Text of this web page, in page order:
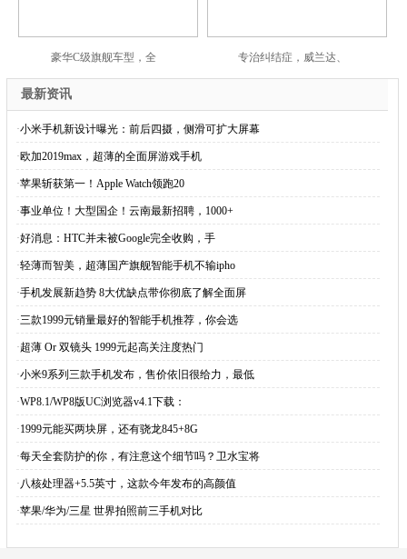
豪华C级旗舰车型，全 专治纠结症，威兰达、
最新资讯
·小米手机新设计曝光：前后四摄，侧滑可扩大屏幕
·欧加2019max，超薄的全面屏游戏手机
·苹果斩获第一！Apple Watch领跑20
·事业单位！大型国企！云南最新招聘，1000+
·好消息：HTC并未被Google完全收购，手
·轻薄而智美，超薄国产旗舰智能手机不输ipho
·手机发展新趋势 8大优缺点带你彻底了解全面屏
·三款1999元销量最好的智能手机推荐，你会选
·超薄 Or 双镜头 1999元起高关注度热门
·小米9系列三款手机发布，售价依旧很给力，最低
·WP8.1/WP8版UC浏览器v4.1下载：
·1999元能买两块屏，​还有骁龙845+8G
·每天全套防护的你，有注意这个细节吗？卫水宝将
·八核处理器+5.5英寸，这款今年发布的高颜值
·苹果/华为/三星 世界拍照前三手机对比